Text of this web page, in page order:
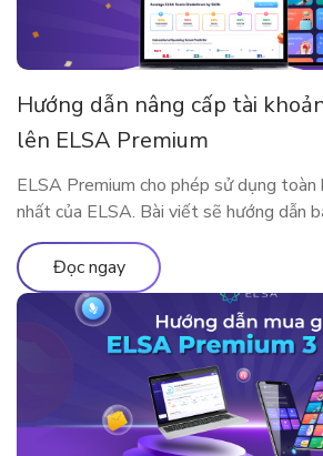
Hướng dẫn nâng cấp tài
lên ELSA Premium
ELSA Premium cho phép sử dụng toàn
nhất của ELSA. Bài viết sẽ hướng dẫn
ELSA Pro lên ELSA Premium nhé!
Đọc ngay